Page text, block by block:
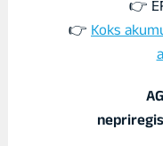
👉
👉 Koks